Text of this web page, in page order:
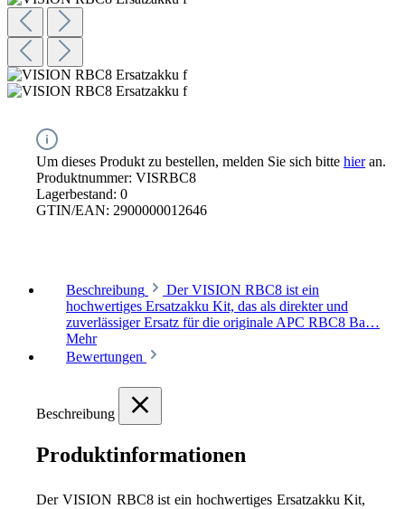
Um dieses Produkt zu bestellen, melden Sie sich bitte hieran.
Produktnummer: VISRBC8
Lagerbestand: 0
GTIN/EAN: 2900000012646
Beschreibung
Der VISION RBC8 ist ein
hochwertiges Ersatzakku Kit, das als direkter und
zuverlässiger Ersatz für die originale APC RBC8 Ba…
Mehr
Bewertungen
Beschreibung
Produktinformationen
Der VISION RBC8 ist ein hochwertiges Ersatzakku Kit,